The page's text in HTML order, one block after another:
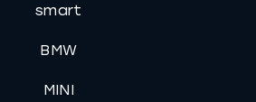
smart
BMW
MINI